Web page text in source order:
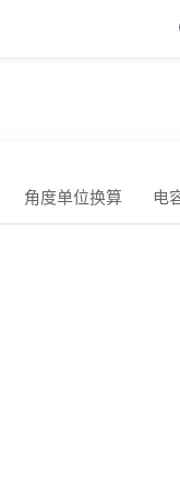
角度单位换算 电